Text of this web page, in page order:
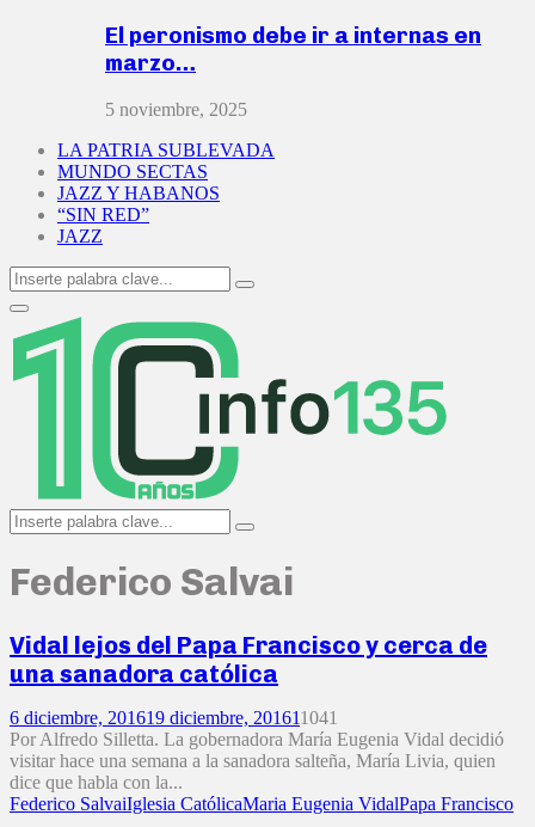
El peronismo debe ir a internas en
marzo…
5 noviembre, 2025
LA PATRIA SUBLEVADA
MUNDO SECTAS
JAZZ Y HABANOS
“SIN RED”
JAZZ
Search
for:
Search
Primary
Menu
Search
for:
Search
Federico Salvai
Vidal lejos del Papa Francisco y cerca de
una sanadora católica
6 diciembre, 201619 diciembre, 201611041
Por Alfredo Silletta. La gobernadora María Eugenia Vidal decidió
visitar hace una semana a la sanadora salteña, María Livia, quien
dice que habla con la...
Federico SalvaiIglesia CatólicaMaria Eugenia VidalPapa Francisco